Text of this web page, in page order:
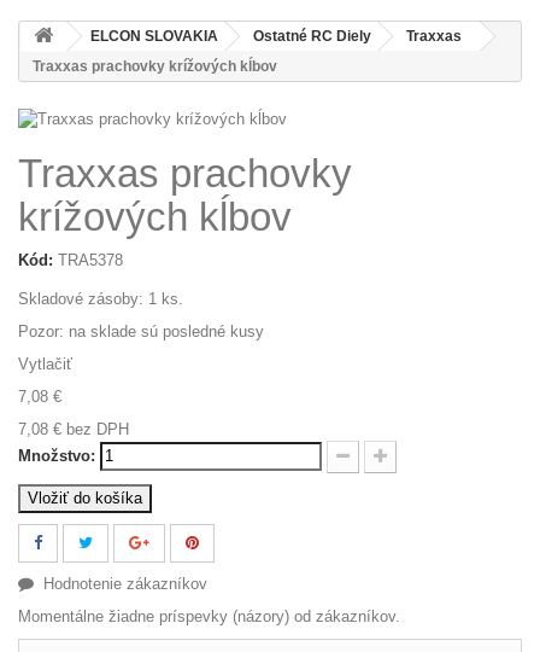
ELCON SLOVAKIA Ostatné RC Diely
Traxxas
Traxxas prachovky krížových kĺbov
Traxxas prachovky
krížových kĺbov
Kód: TRA5378
Skladové zásoby: 1 ks.
Pozor: na sklade sú posledné kusy
Vytlačiť
7,08 €
7,08 € bez DPH
Množstvo:
Vložiť do košíka
Hodnotenie zákazníkov
Momentálne žiadne príspevky (názory) od zákazníkov.